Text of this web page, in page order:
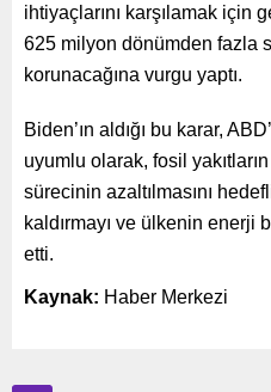
ihtiyaçlarını karşılamak için
625 milyon dönümden fazla
korunacağına vurgu yaptı.
Biden’ın aldığı bu karar,
uyumlu olarak, fosil yakıtların
sürecinin azaltılmasını
kaldırmayı ve ülkenin enerji
etti.
Kaynak: Haber Merkezi